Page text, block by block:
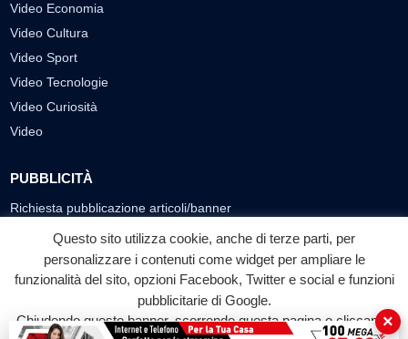
Video Economia
Video Cultura
Video Sport
Video Tecnologie
Video Curiosità
Video
PUBBLICITÀ
Richiesta pubblicazione articoli/banner
SEGUICI SUI SOCIAL
f
Facebook
◎ ▶
YouTube
Questo sito utilizza cookie, anche di terze parti, per
personalizzare i contenuti come widget per ampliare le
funzionalità del sito, opzioni Facebook, Twitter e social e funzioni
pubblicitarie di Google.
Chiudendo questo banner, scorrendo questa pagina o cliccando
×